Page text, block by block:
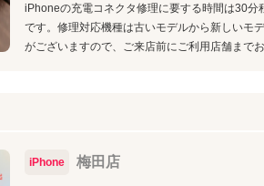
iPhoneの充電コネクタ修理に要する時間は30
です。修理対応機種は古いモデルから新しいモ
がございますので、ご来店前にご利用店舗まで
iPhone 梅田店